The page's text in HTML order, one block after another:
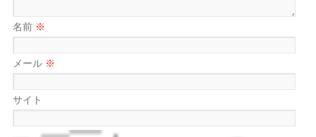
名前 ※
メール ※
サイト